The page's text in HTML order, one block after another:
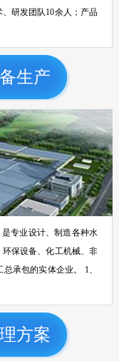
研发团队10余人；产品
生产
专业设计、制造各种水
保设备、化工机械、非
承包的实体企业。 1、
方案